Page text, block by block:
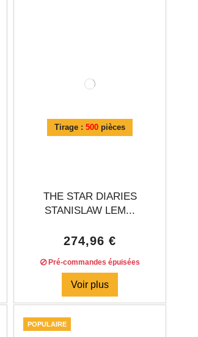
Tirage :500 pièces
THE STAR DIARIES
STANISLAW LEM...
274,96 €
Pré-commandes épuisées
Voir plus
POPULAIRE